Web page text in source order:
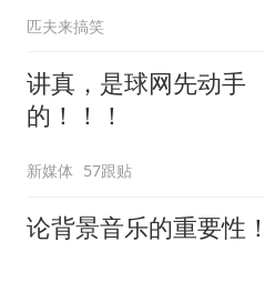
匹夫来搞笑
讲真，是球网先动手
的！！！
新媒体 57跟贴
论背景音乐的重要性